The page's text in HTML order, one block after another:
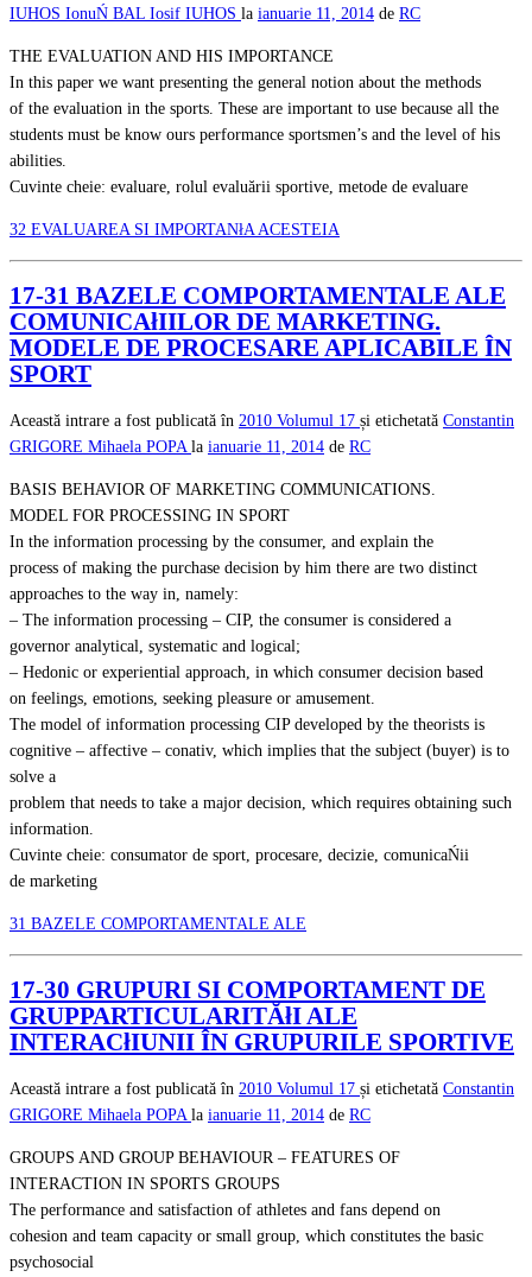
IUHOS IonuŃ BAL Iosif IUHOS la ianuarie 11, 2014 de RC
THE EVALUATION AND HIS IMPORTANCE
In this paper we want presenting the general notion about the methods
of the evaluation in the sports. These are important to use because all the
students must be know ours performance sportsmen’s and the level of his
abilities.
Cuvinte cheie: evaluare, rolul evaluării sportive, metode de evaluare
32 EVALUAREA SI IMPORTANłA ACESTEIA
17-31 BAZELE COMPORTAMENTALE ALE
COMUNICAłIILOR DE MARKETING.
MODELE DE PROCESARE APLICABILE ÎN
SPORT
Această intrare a fost publicată în 2010 Volumul 17 și etichetată Constantin
GRIGORE Mihaela POPA la ianuarie 11, 2014 de RC
BASIS BEHAVIOR OF MARKETING COMMUNICATIONS.
MODEL FOR PROCESSING IN SPORT
In the information processing by the consumer, and explain the
process of making the purchase decision by him there are two distinct
approaches to the way in, namely:
– The information processing – CIP, the consumer is considered a
governor analytical, systematic and logical;
– Hedonic or experiential approach, in which consumer decision based
on feelings, emotions, seeking pleasure or amusement.
The model of information processing CIP developed by the theorists is
cognitive – affective – conativ, which implies that the subject (buyer) is to
solve a
problem that needs to take a major decision, which requires obtaining such
information.
Cuvinte cheie: consumator de sport, procesare, decizie, comunicaŃii
de marketing
31 BAZELE COMPORTAMENTALE ALE
17-30 GRUPURI SI COMPORTAMENT DE
GRUPPARTICULARITĂłI ALE
INTERACłIUNII ÎN GRUPURILE SPORTIVE
Această intrare a fost publicată în 2010 Volumul 17 și etichetată Constantin
GRIGORE Mihaela POPA la ianuarie 11, 2014 de RC
GROUPS AND GROUP BEHAVIOUR – FEATURES OF
INTERACTION IN SPORTS GROUPS
The performance and satisfaction of athletes and fans depend on
cohesion and team capacity or small group, which constitutes the basic
psychosocial